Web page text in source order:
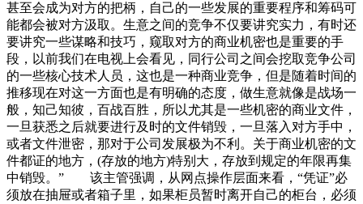
甚至会成为对方的把柄，自己的一些发展的重要程序和筹码可
能都会被对方汲取。生意之间的竞争不仅要讲究实力，有时还
要讲究一些谋略和技巧，窥取对方的商业机密也是重要的手
段，以前我们在电视上会看见，同行公司之间会挖取竞争公司
的一些核心技术人员，这也是一种商业竞争，但是随着时间的
推移现在对这一方面也是有明确的态度，做生意就像是战场一
般，知己知彼，百战百胜，所以尤其是一些机密的商业文件，
一旦获悉之后就要进行及时的文件销毁，一旦落入对方手中，
或者文件泄密，那对于公司发展极为不利。关于商业机密的文
件都证的地方，(存放的地方)特别大，存放到规定的年限再集
中销毁。” 该主管强调，从网点操作层面来看，“凭证”必
须放在抽屉或者箱子里，如果柜员暂时离开自己的柜台，必须